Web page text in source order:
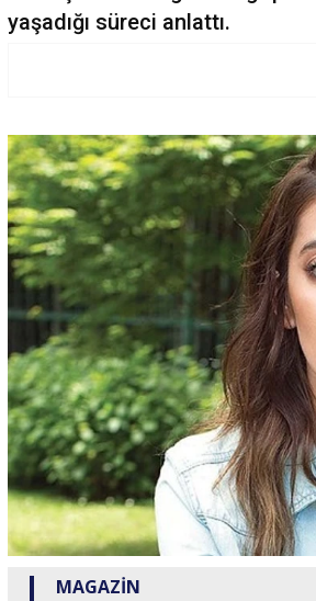
yaşadığı süreci anlattı.
MAGAZİN